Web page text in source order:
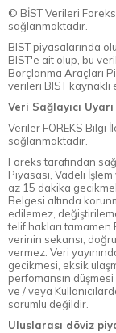
© BİST Verileri
sağlanmaktadır.
BIST piyasalarında
BIST'e ait olup, bu
Borçlanma Araçları
verileri BIST
Veri Sağlayıcı
Veriler FOREKS Bilgi
sağlanmaktadır.
Foreks tarafından
Piyasası, Vadeli
az 15 dakika
Belgesi altında
edilemez,
telif hakları tamamen
verinin sekansı,
vermez. Veri
gecikmesi, eksik
perfomansın düşmesi
ve / veya
sorumlu değildir.
Uluslarası döviz